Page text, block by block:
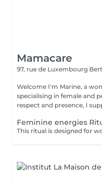
Mamacare
97, rue de Luxembourg
Welcome I'm Marine, a women's well-being practitioner
specialising in female and
respect and presence, I
Feminine energies